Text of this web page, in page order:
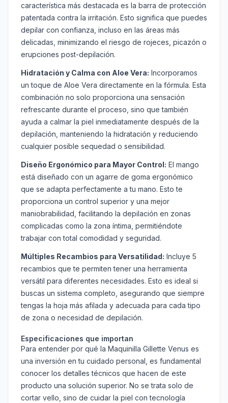
característica más destacada es la barra de protección
patentada contra la irritación. Esto significa que puedes
depilar con confianza, incluso en las áreas más
delicadas, minimizando el riesgo de rojeces, picazón o
erupciones post-depilación.
Hidratación y Calma con Aloe Vera: Incorporamos
un toque de Aloe Vera directamente en la fórmula. Esta
combinación no solo proporciona una sensación
refrescante durante el proceso, sino que también
ayuda a calmar la piel inmediatamente después de la
depilación, manteniendo la hidratación y reduciendo
cualquier posible sequedad o sensibilidad.
Diseño Ergonómico para Mayor Control: El mango
está diseñado con un agarre de goma ergonómico
que se adapta perfectamente a tu mano. Esto te
proporciona un control superior y una mejor
maniobrabilidad, facilitando la depilación en zonas
complicadas como la zona íntima, permitiéndote
trabajar con total comodidad y seguridad.
Múltiples Recambios para Versatilidad: Incluye 5
recambios que te permiten tener una herramienta
versátil para diferentes necesidades. Esto es ideal si
buscas un sistema completo, asegurando que siempre
tengas la hoja más afilada y adecuada para cada tipo
de zona o necesidad de depilación.
Especificaciones que importan
Para entender por qué la Maquinilla Gillette Venus es
una inversión en tu cuidado personal, es fundamental
conocer los detalles técnicos que hacen de este
producto una solución superior. No se trata solo de
cortar vello, sino de cuidar la piel con tecnología